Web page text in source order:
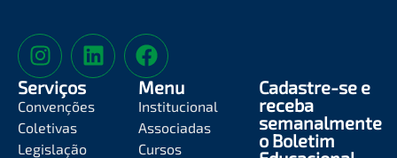
Serviços
Convenções
Coletivas
Legislação
Menu
Institucional
Associadas
Cursos
Cadastre-se e
receba
semanalmente
o Boletim